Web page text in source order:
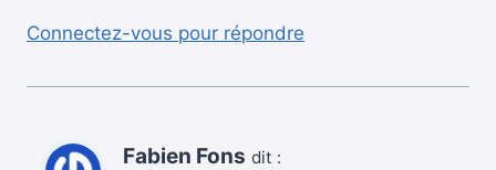
Connectez-vous pour répondre
Fabien Fons dit :